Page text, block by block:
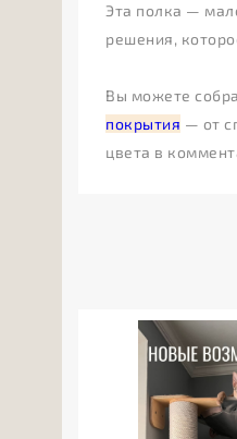
Эта полка —
решения,
Вы можете
покрытия — от
цвета в